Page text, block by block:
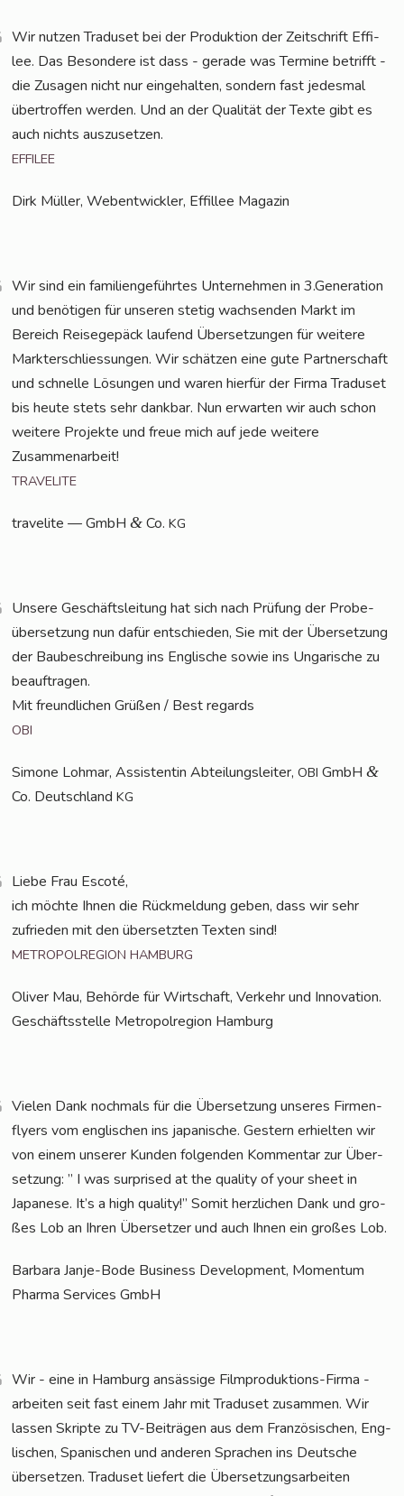
Wir nut­zen Tra­du­set bei der Pro­duk­ti­on der Zeit­schrift Effi­
lee. Das Beson­de­re ist dass - gera­de was Ter­mi­ne betrifft -
die Zusa­gen nicht nur ein­ge­hal­ten, son­dern fast jedes­mal
über­trof­fen wer­den. Und an der Qua­li­tät der Tex­te gibt es
auch nichts auszusetzen.
EFFILEE
Dirk Mül­ler, Web­ent­wick­ler, Effil­lee Magazin
Wir sind ein fami­li­en­ge­führ­tes Unter­neh­men in 3.Generation
und benö­ti­gen für unse­ren ste­tig wach­sen­den Markt im
Bereich Rei­se­ge­päck lau­fend Über­set­zun­gen für wei­tere
Markt­er­schlies­sun­gen. Wir schät­zen eine gute Part­ner­schaft
und schnel­le Lösun­gen und waren hier­für der Fir­ma Tra­du­set
bis heu­te stets sehr dank­bar. Nun erwar­ten wir auch schon
wei­tere Pro­jekte und freue mich auf jede wei­tere
Zusammenarbeit!
TRAVELITE
tra­ve­lite — GmbH& Co.KG
Unse­re Geschäfts­lei­tung hat sich nach Prü­fung der Pro­be­
über­set­zung nun dafür ent­schie­den, Sie mit der Über­set­zung
der Bau­be­schrei­bung ins Eng­li­sche sowie ins Unga­ri­sche zu
beauftragen.
Mit freund­li­chen Grü­ßen / Best regards
OBI
Simo­ne Loh­mar, Assis­ten­tin Abtei­lungs­lei­ter,OBI GmbH&
Co. Deutsch­landKG
Lie­be Frau Escoté,
ich möch­te Ihnen die Rück­mel­dung geben, dass wir sehr
zufrie­den mit den über­setz­ten Tex­ten sind!
METROPOLREGION HAMBURG
Oli­ver Mau, Behör­de für Wirt­schaft, Ver­kehr und Inno­va­ti­on.
Geschäfts­stel­le Metro­pol­re­gi­on Hamburg
Vie­len Dank noch­mals für die Über­set­zung unse­res Fir­men­
fly­ers vom eng­li­schen ins japa­ni­sche. Ges­tern erhiel­ten wir
von einem unse­rer Kun­den fol­gen­den Kom­men­tar zur Über­
set­zung: ” I was sur­pri­sed at the qua­li­ty of your sheet in
Japa­ne­se. It’s a high qua­li­ty!” Somit herz­li­chen Dank und gro­
ßes Lob an Ihren Über­set­zer und auch Ihnen ein gro­ßes Lob.
Bar­ba­ra Jan­je-Bode Busi­ness Deve­lo­p­ment, Momen­tum
Phar­ma Ser­vices GmbH
Wir - eine in Ham­burg ansäs­si­ge Film­pro­duk­ti­ons-Fir­ma -
arbei­ten seit fast einem Jahr mit Tra­du­set zusam­men. Wir
las­sen Skrip­te zu TV-Bei­trä­gen aus dem Fran­zö­si­schen, Eng­
li­schen, Spa­ni­schen und ande­ren Spra­chen ins Deut­sche
über­set­zen. Tra­du­set lie­fert die Über­set­zungs­ar­bei­ten